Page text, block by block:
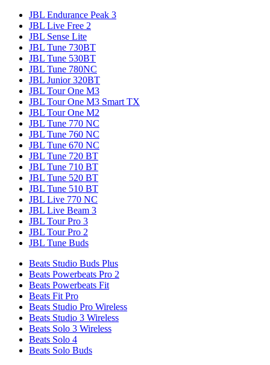
JBL Endurance Peak 3
JBL Live Free 2
JBL Sense Lite
JBL Tune 730BT
JBL Tune 530BT
JBL Tune 780NC
JBL Junior 320BT
JBL Tour One M3
JBL Tour One M3 Smart TX
JBL Tour One M2
JBL Tune 770 NC
JBL Tune 760 NC
JBL Tune 670 NC
JBL Tune 720 BT
JBL Tune 710 BT
JBL Tune 520 BT
JBL Tune 510 BT
JBL Live 770 NC
JBL Live Beam 3
JBL Tour Pro 3
JBL Tour Pro 2
JBL Tune Buds
Beats Studio Buds Plus
Beats Powerbeats Pro 2
Beats Powerbeats Fit
Beats Fit Pro
Beats Studio Pro Wireless
Beats Studio 3 Wireless
Beats Solo 3 Wireless
Beats Solo 4
Beats Solo Buds